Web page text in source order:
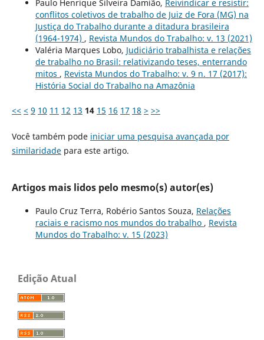
Paulo Henrique Silveira Damião, Reivindicar e resistir:
conflitos coletivos de trabalho de Juiz de Fora (MG) na
Justiça do Trabalho durante a ditadura brasileira
(1964-1974) , Revista Mundos do Trabalho: v. 13 (2021)
Valéria Marques Lobo, Judiciário trabalhista e relações
de trabalho no Brasil: relativizando teses, enterrando
mitos , Revista Mundos do Trabalho: v. 9 n. 17 (2017):
História Social do Trabalho na Amazônia
<< < 9 10 11 12 13 14 15 16 17 18 > >>
Você também pode iniciar uma pesquisa avançada por
similaridadepara este artigo.
Artigos mais lidos pelo mesmo(s) autor(es)
Paulo Cruz Terra, Robério Santos Souza, Relações
raciais e racismo nos mundos do trabalho , Revista
Mundos do Trabalho: v. 15 (2023)
Edição Atual